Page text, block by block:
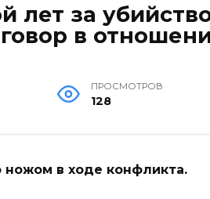
лет за
в
ПРОСМОТРОВ
128
ножом в ходе конфликта.